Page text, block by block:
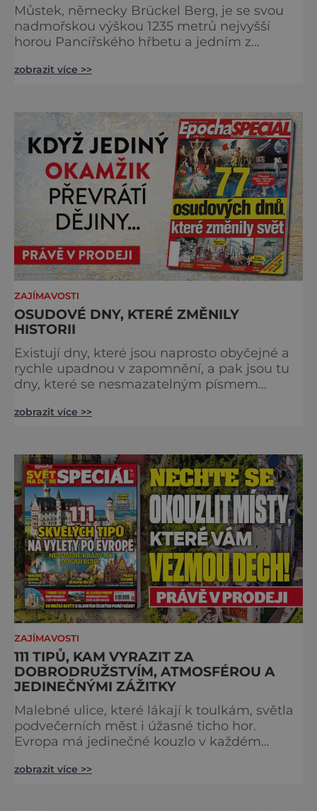
Můstek, německy Brückel Berg, je se svou
nadmořskou výškou 1235 metrů nejvyšší
horou Pancířského hřbetu a jedním z
Šumavy. Přestože nestojí v centru hlavních
Můstek si dodnes uchovává syrový horský
charakter, klid a zvláštní atmosféru
šumavských hřebenů, kde se střídá hustý les
zobrazit více >>
ZAJÍMAVOSTI
OSUDOVÉ DNY, KTERÉ ZMĚNILY
HISTORII
Existují dny, které jsou naprosto obyčejné a
rychle upadnou v zapomnění, a pak jsou tu
dny, které se nesmazatelným písmem
dojde k významnému objevu nebo děsivé
krážem. Je 10. dubna roku 49 př. n. l. a na
břehu říčky Rubikon pronáší Gaius Julius
Caesar svou slavnou vě
zobrazit více >>
ZAJÍMAVOSTI
111 TIPŮ, KAM VYRAZIT ZA
DOBRODRUŽSTVÍM, ATMOSFÉROU A
JEDINEČNÝMI ZÁŽITKY
Malebné ulice, které lákají k toulkám, světla
podvečerních měst i úžasné ticho hor.
Evropa má jedinečné kouzlo v každém
zve na cestu plnou inspirace, dobrodružství i
zobrazit více >>